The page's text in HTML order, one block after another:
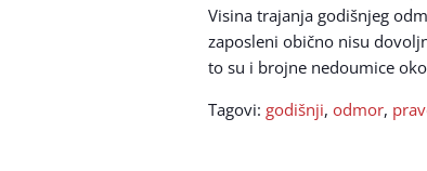
Visina trajanja godišnjeg
zaposleni obično nisu
to su i brojne nedoumice
Tagovi: godišnji, odmor,